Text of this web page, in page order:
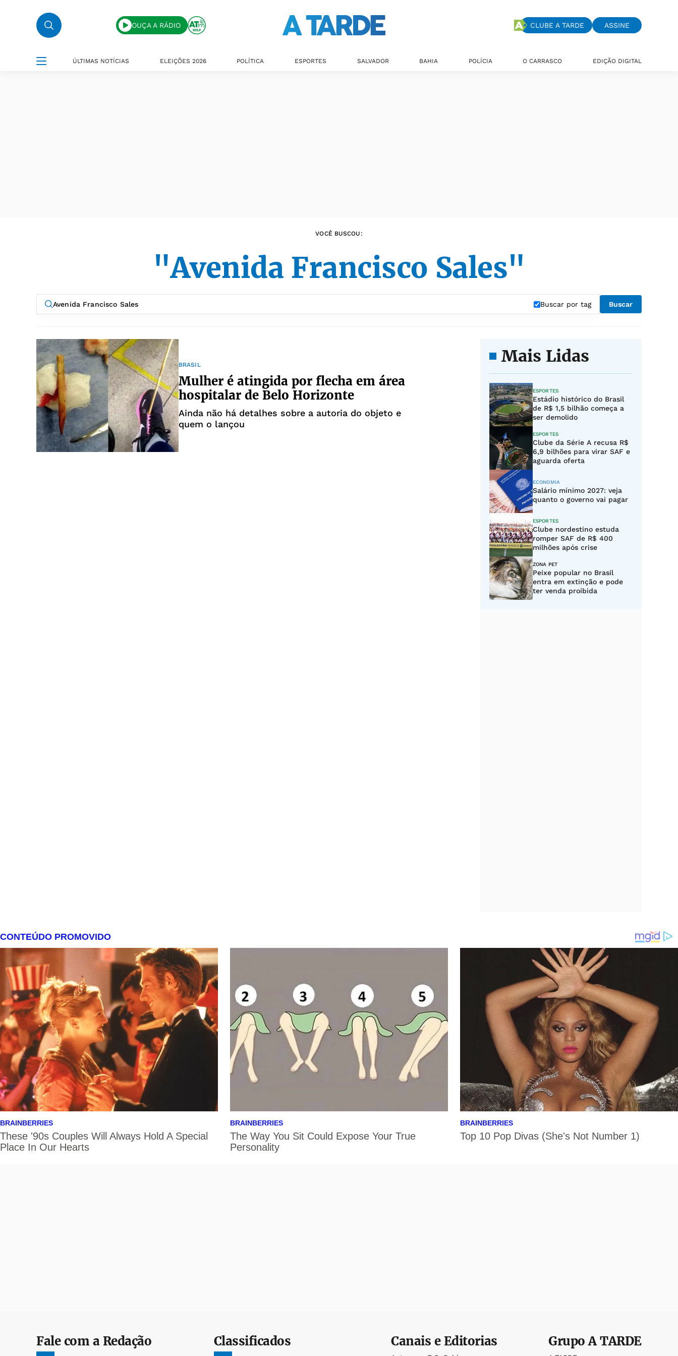
OUÇA A RÁDIO CLUBE A TARDE ASSINE
ÚLTIMAS NOTÍCIAS ELEIÇÕES 2026 POLÍTICA ESPORTES SALVADOR BAHIA POLÍCIA O CARRASCO EDIÇÃO DIGITAL
VOCÊ BUSCOU:
"Avenida Francisco Sales"
Buscar por tag Buscar
BRASIL
Mulher é atingida por flecha em área
hospitalar de Belo Horizonte
Ainda não há detalhes sobre a autoria do objeto e
quem o lançou
Mais Lidas
ESPORTES
Estádio histórico do Brasil
de R$ 1,5 bilhão começa a
ser demolido
ESPORTES
Clube da Série A recusa R$
6,9 bilhões para virar SAF e
aguarda oferta
ECONOMIA
Salário mínimo 2027: veja
quanto o governo vai pagar
ESPORTES
Clube nordestino estuda
romper SAF de R$ 400
milhões após crise
ZONA PET
Peixe popular no Brasil
entra em extinção e pode
ter venda proibida
Fale com a Redação Classificados Canais e Editorias GrupoA TARDE